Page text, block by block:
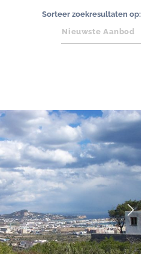
Sorteer zoekresultaten op: